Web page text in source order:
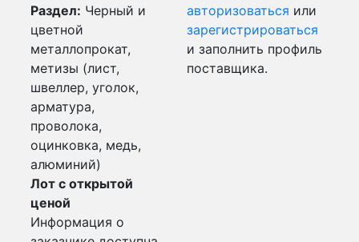
Раздел: Черный и
цветной
металлопрокат,
метизы (лист,
швеллер, уголок,
арматура,
проволока,
оцинковка, медь,
алюминий)
Лот с открытой
ценой
Информация о
авторизоваться или
зарегистрироваться
и заполнить профиль
поставщика.